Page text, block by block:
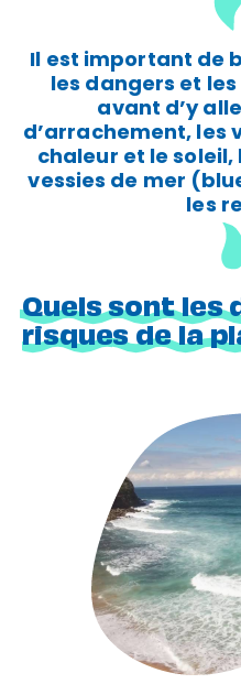
Il est important de
les dangers et
avant d’y
d’arrachement, les
chaleur et le
vessies de mer
les
Quels sont les
risques de la